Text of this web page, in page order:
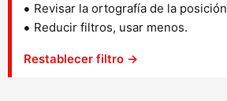
Revisar la ortografía de la posición
Reducir filtros, usar menos.
Restablecer filtro →